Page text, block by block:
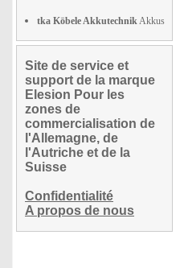
tka Köbele AkkutechnikAkkus
Site de service et
support de la marque
Elesion Pour les
zones de
commercialisation de
l'Allemagne, de
l'Autriche et de la
Suisse
Confidentialité
A propos de nous